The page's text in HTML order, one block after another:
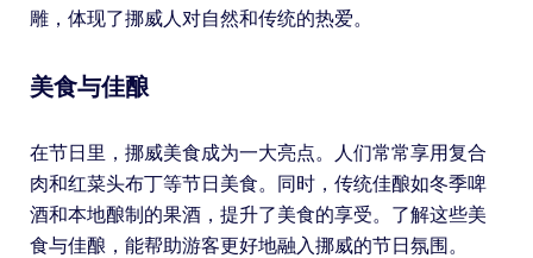
雕，体现了挪威人对自然和传统的热爱。
美食与佳酿
在节日里，挪威美食成为一大亮点。人们常常享用复合
肉和红菜头布丁等节日美食。同时，传统佳酿如冬季啤
酒和本地酿制的果酒，提升了美食的享受。了解这些美
食与佳酿，能帮助游客更好地融入挪威的节日氛围。